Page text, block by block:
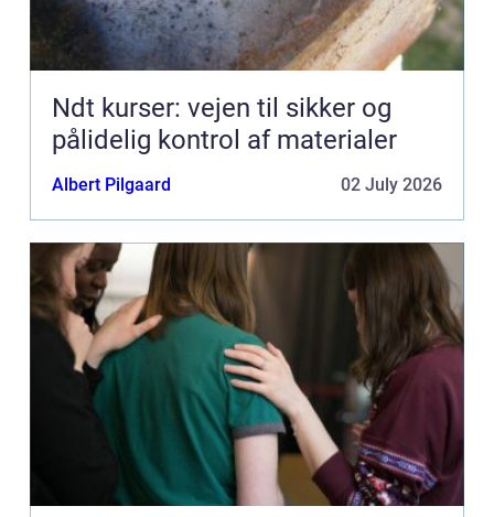
Ndt kurser: vejen til sikker og
pålidelig kontrol af materialer
Albert Pilgaard 02 July 2026